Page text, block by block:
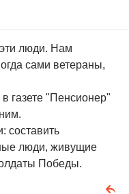
люди. Нам
сами ветераны,
газете "Пенсионер"
составить
люди, живущие
Победы.